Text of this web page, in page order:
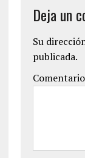
Deja un
Su
publicada.
Comentario